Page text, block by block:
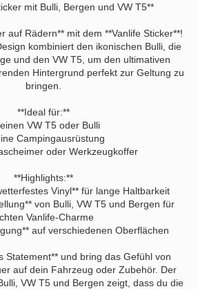
mit Bulli, Bergen und VW T5**
auf Rädern** mit dem **Vanlife Sticker**!
kombiniert den ikonischen Bulli, die
und den VW T5, um den ultimativen
Hintergrund perfekt zur Geltung zu
bringen.
**Ideal für:**
VW T5 oder Bulli
Campingausrüstung
oder Werkzeugkoffer
**Highlights:**
Vinyl** für lange Haltbarkeit
von Bulli, VW T5 und Bergen für
Vanlife-Charme
auf verschiedenen Oberflächen
Statement** und bring das Gefühl von
auf dein Fahrzeug oder Zubehör. Der
VW T5 und Bergen zeigt, dass du die